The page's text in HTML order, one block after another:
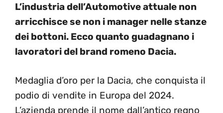
L’industria dell’Automotive attuale non
arricchisce se non i manager nelle stanze
dei bottoni. Ecco quanto guadagnano i
lavoratori del brand romeno Dacia.
Medaglia d’oro per la Dacia, che conquista il
podio di vendite in Europa del 2024.
L’azienda prende il nome dall’antico regno